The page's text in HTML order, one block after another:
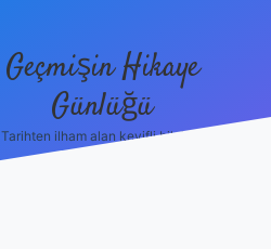
Geçmişin Hikaye
Günlüğü
Tarihten ilham alan keyifli bilgiler!